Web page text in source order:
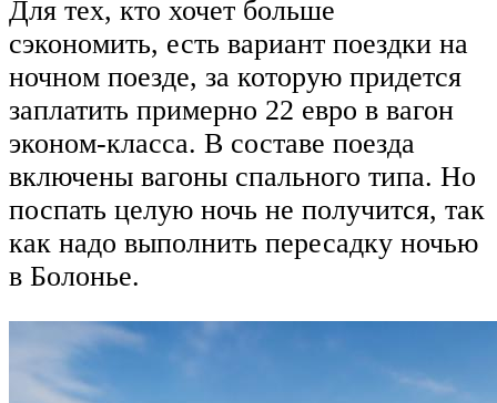
Для тех, кто хочет больше
сэкономить, есть вариант поездки на
ночном поезде, за которую придется
заплатить примерно 22 евро в вагон
эконом-класса. В составе поезда
включены вагоны спального типа. Но
поспать целую ночь не получится, так
как надо выполнить пересадку ночью
в Болонье.